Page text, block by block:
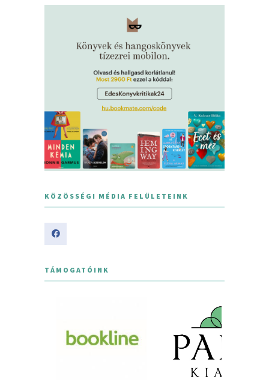
KÖZÖSSÉGI MÉDIA FELÜLETEINK
TÁMOGATÓINK